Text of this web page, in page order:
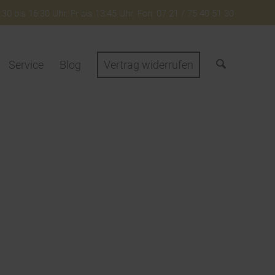
bis 16:30 Uhr. Fr bis 13:45 Uhr. Fon: 07 21 / 75 40 51 30
Service Blog Vertrag widerrufen